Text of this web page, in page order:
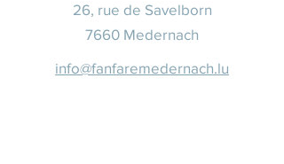
26, rue de Savelborn
7660 Medernach
info@fanfaremedernach.lu